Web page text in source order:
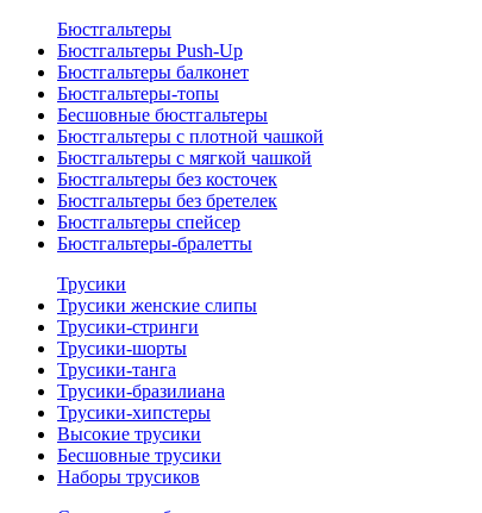
Бюстгальтеры
Бюстгальтеры Push-Up
Бюстгальтеры балконет
Бюстгальтеры-топы
Бесшовные бюстгальтеры
Бюстгальтеры с плотной чашкой
Бюстгальтеры с мягкой чашкой
Бюстгальтеры без косточек
Бюстгальтеры без бретелек
Бюстгальтеры спейсер
Бюстгальтеры-бралетты
Трусики
Трусики женские слипы
Трусики-стринги
Трусики-шорты
Трусики-танга
Трусики-бразилиана
Трусики-хипстеры
Высокие трусики
Бесшовные трусики
Наборы трусиков